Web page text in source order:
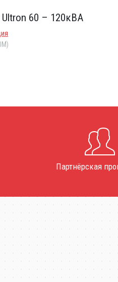
60 – 120кВА
Партнёрская